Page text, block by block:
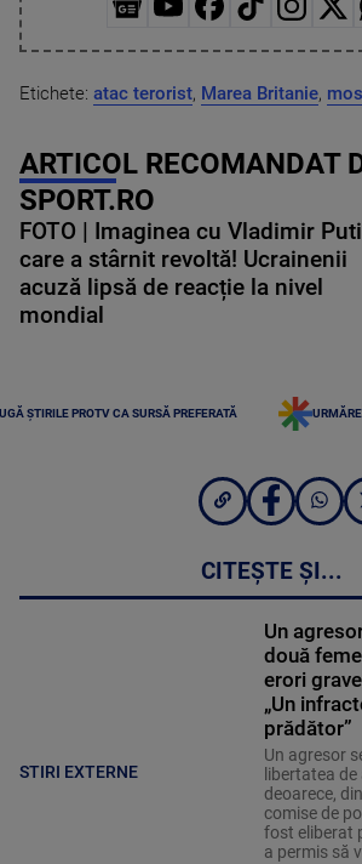
Etichete: atac terorist, Marea Britanie,
ARTICOL RECOMANDAT
SPORT.RO
FOTO | Imaginea cu Vladimir
care a stârnit revoltă! Ucrainenii
acuză lipsă de reacție la nivel
mondial
ȘTIRILE PROTV CA SURSĂ PREFERATĂ
CITEȘTE ȘI...
STIRI EXTERNE
Un
două
erori
„Un
prădător”
Un agresor
libertatea
deoarece,
comise de
fost eliberat
a permis să